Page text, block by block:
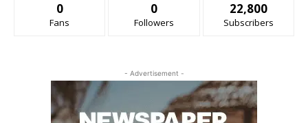
0
Fans
0
Followers
22,800
Subscribers
- Advertisement -